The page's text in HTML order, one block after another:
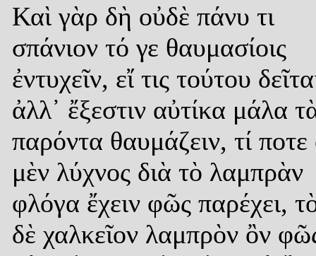
Καὶ γὰρ δὴ οὐδὲ πάνυ τι
σπάνιον τό γε θαυμασίοις
ἐντυχεῖν, εἴ τις τούτου
ἀλλ᾿ ἔξεστιν αὐτίκα μάλα
παρόντα θαυμάζειν, τί ποτε
μὲν λύχνος διὰ τὸ λαμπρὰν
φλόγα ἔχειν φῶς παρέχει,
δὲ χαλκεῖον λαμπρὸν ὂν